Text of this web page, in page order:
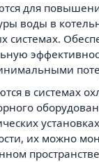
для
воды в
системах.
в системах
их можно